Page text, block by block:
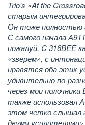
Trio's «At the
старым
Он тоже полностью
С самого начала
пожалуй, C 316BEE
«зверем», с
нравятся оба этих
удивительно по-
через мои
также использовал
этом четко слышал
двумя усилителями».